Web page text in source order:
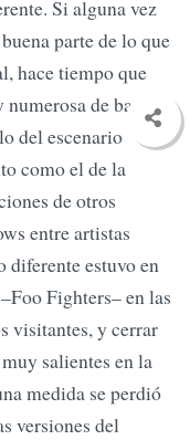
Si alguna vez
parte de lo que
hace tiempo que
de bandas
del escenario
como el de la
de otros
entre artistas
diferente estuvo en
Fighters– en las
visitantes, y cerrar
salientes en la
medida se perdió
versiones del